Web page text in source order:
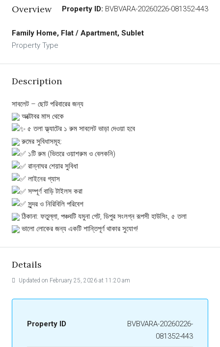
Overview Property ID: BVBVARA-20260226-081352-443
Family Home, Flat / Apartment, Sublet
Property Type
Description
সাবলেট – ছোট পরিবারের জন্য
অক্টোবর মাস থেকে
৫ তলা ফ্ল্যাটের ১ রুম সাবলেট ভাড়া দেওয়া হবে
রুমের সুবিধাসমূহ:
১টি রুম (ভিতরে ওয়াশরুম ও বেলকনি)
রান্নাঘর শেয়ার সুবিধা
লাইনের গ্যাস
সম্পূর্ণ বাড়ি টাইলস করা
সুন্দর ও নিরিবিলি পরিবেশ
ঠিকানা: ফতুল্লা, পঞ্চবটি যমুনা গেট, ডিপুর সংলগ্ন রূপসী হাউসিং, ৫ তলা
ভালো লোকের জন্য একটি শান্তিপূর্ণ থাকার সুযোগ!
Details
Updated on February 25, 2026 at 11:20 am
Property ID
BVBVARA-20260226-
081352-443